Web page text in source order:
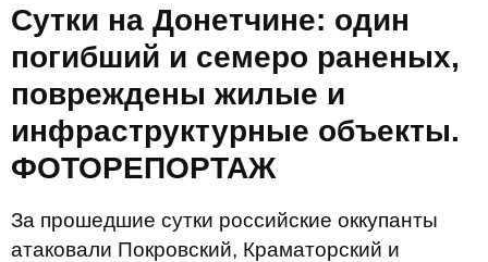
Сутки на Донетчине: один
погибший и семеро раненых,
повреждены жилые и
инфраструктурные объекты.
ФОТОРЕПОРТАЖ
За прошедшие сутки российские оккупанты
атаковали Покровский, Краматорский и